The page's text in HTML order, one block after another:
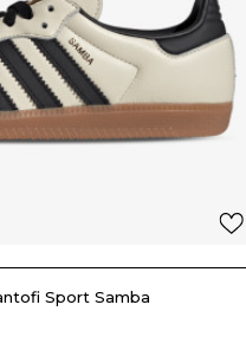
Sport Samba